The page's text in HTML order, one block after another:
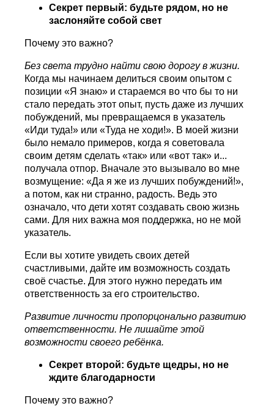
Секрет первый:будьте рядом, но не
заслоняйте собой свет
Почему это важно?
Без света трудно найти свою дорогу в жизни.
Когда мы начинаем делиться своим опытом с
позиции «Я знаю» и стараемся во что бы то ни
стало передать этот опыт, пусть даже из лучших
побуждений, мы превращаемся в указатель
«Иди туда!» или «Туда не ходи!». В моей жизни
было немало примеров, когда я советовала
своим детям сделать «так» или «вот так» и...
получала отпор. Вначале это вызывало во мне
возмущение: «Да я же из лучших побуждений!»,
а потом, как ни странно, радость. Ведь это
означало, что дети хотят создавать свою жизнь
сами. Для них важна моя поддержка, но не мой
указатель.
Если вы хотите увидеть своих детей
счастливыми, дайте им возможность создать
своё счастье. Для этого нужно передать им
ответственность за его строительство.
Развитие личности пропорцонально развитию
ответственности. Не лишайте этой
возможности своего ребёнка.
Секрет второй: будьте щедры, но не
ждите благодарности
Почему это важно?